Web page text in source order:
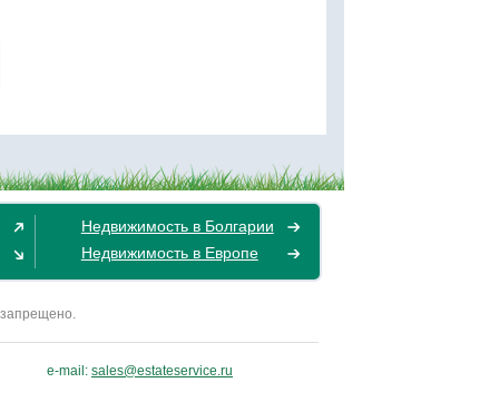
Недвижимость в Болгарии
Недвижимость в Европе
e-mail: sales@estateservice.ru